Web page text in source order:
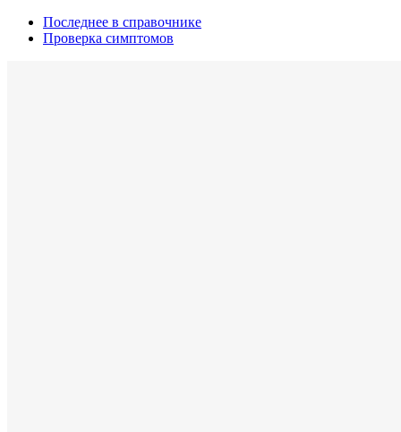
Последнее в справочнике
Проверка симптомов